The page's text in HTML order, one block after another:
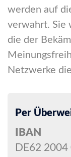
werden auf
verwahrt. Sie
die der
Netzwerke
Per
IBAN
DE62